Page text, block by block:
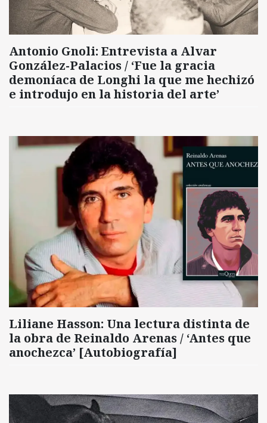
Antonio Gnoli: Entrevista a Alvar
González-Palacios / ‘Fue la gracia
demoníaca de Longhi la que me hechizó
e introdujo en la historia del arte’
Liliane Hasson: Una lectura distinta de
la obra de Reinaldo Arenas / ‘Antes que
anochezca’ [Autobiografía]